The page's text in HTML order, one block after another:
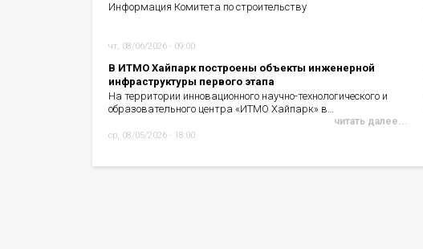
Информация Комитета по строительству
чт, 08/06/2026 - 09:00
В ИТМО Хайпарк построены объекты инженерной
инфраструктуры первого этапа
На территории инновационного научно-технологического и
образовательного центра «ИТМО Хайпарк» в…
читать далее...
ср, 08/05/2026 - 18:00